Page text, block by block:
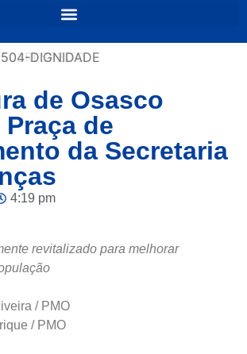
de Osasco
de
da Secretaria
4:19 pm
revitalizado para melhorar
/ PMO
/ PMO